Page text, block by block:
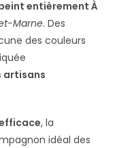
entièrement À
Marne. Des
des couleurs
artisans
, la
idéal des